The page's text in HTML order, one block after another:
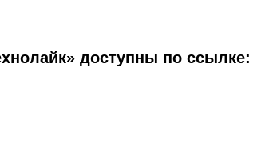
доступны по ссылке: